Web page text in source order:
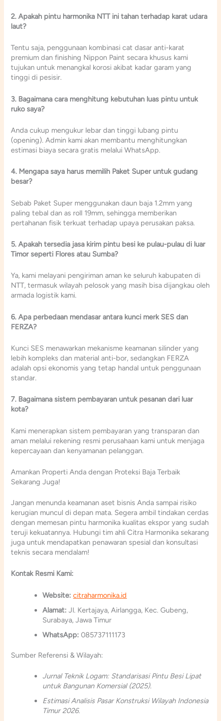
2. Apakah pintu harmonika NTT ini tahan terhadap karat udara
laut?
Tentu saja, penggunaan kombinasi cat dasar anti-karat
premium dan finishing Nippon Paint secara khusus kami
tujukan untuk menangkal korosi akibat kadar garam yang
tinggi di pesisir.
3. Bagaimana cara menghitung kebutuhan luas pintu untuk
ruko saya?
Anda cukup mengukur lebar dan tinggi lubang pintu
(opening). Admin kami akan membantu menghitungkan
estimasi biaya secara gratis melalui WhatsApp.
4. Mengapa saya harus memilih Paket Super untuk gudang
besar?
Sebab Paket Super menggunakan daun baja 1.2mm yang
paling tebal dan as roll 19mm, sehingga memberikan
pertahanan fisik terkuat terhadap upaya perusakan paksa.
5. Apakah tersedia jasa kirim pintu besi ke pulau-pulau di luar
Timor seperti Flores atau Sumba?
Ya, kami melayani pengiriman aman ke seluruh kabupaten di
NTT, termasuk wilayah pelosok yang masih bisa dijangkau oleh
armada logistik kami.
6. Apa perbedaan mendasar antara kunci merk SES dan
FERZA?
Kunci SES menawarkan mekanisme keamanan silinder yang
lebih kompleks dan material anti-bor, sedangkan FERZA
adalah opsi ekonomis yang tetap handal untuk penggunaan
standar.
7. Bagaimana sistem pembayaran untuk pesanan dari luar
kota?
Kami menerapkan sistem pembayaran yang transparan dan
aman melalui rekening resmi perusahaan kami untuk menjaga
kepercayaan dan kenyamanan pelanggan.
Amankan Properti Anda dengan Proteksi Baja Terbaik
Sekarang Juga!
Jangan menunda keamanan aset bisnis Anda sampai risiko
kerugian muncul di depan mata. Segera ambil tindakan cerdas
dengan memesan pintu harmonika kualitas ekspor yang sudah
teruji kekuatannya. Hubungi tim ahli Citra Harmonika sekarang
juga untuk mendapatkan penawaran spesial dan konsultasi
teknis secara mendalam!
Kontak Resmi Kami:
Website: citraharmonika.id
Alamat: Jl. Kertajaya, Airlangga, Kec. Gubeng,
Surabaya, Jawa Timur
WhatsApp: 085737111173
Sumber Referensi & Wilayah:
Jurnal Teknik Logam: Standarisasi Pintu Besi Lipat
untuk Bangunan Komersial (2025).
Estimasi Analisis Pasar Konstruksi Wilayah Indonesia
Timur 2026.